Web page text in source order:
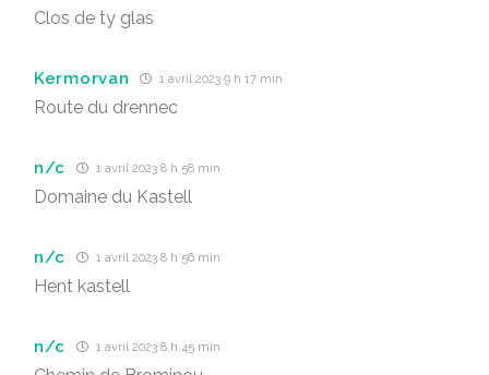
Clos de ty glas
Kermorvan 1 avril 2023 9 h 17 min
Route du drennec
n/c 1 avril 2023 8 h 58 min
Domaine du Kastell
n/c 1 avril 2023 8 h 56 min
Hent kastell
n/c 1 avril 2023 8 h 45 min